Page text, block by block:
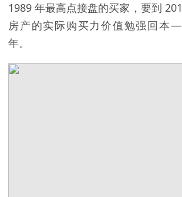
1989 年最高点接盘的买家，要到
房产的实际购买力价值勉强回本
年。